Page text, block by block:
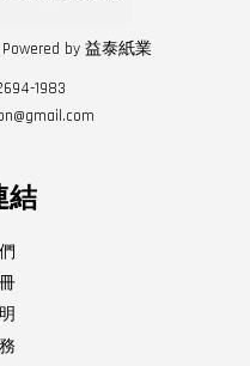
by 益泰紙業
1983
結